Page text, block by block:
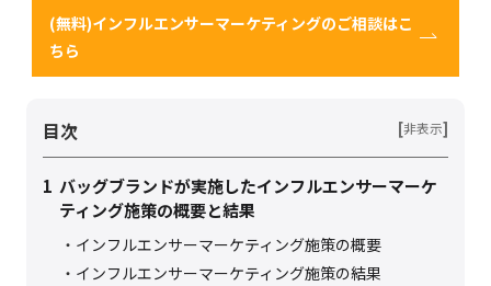
(無料)インフルエンサーマーケティングのご相談はこ
ちら
目次 [非表示]
1 バッグブランドが実施したインフルエンサーマーケ
ティング施策の概要と結果
インフルエンサーマーケティング施策の概要
インフルエンサーマーケティング施策の結果